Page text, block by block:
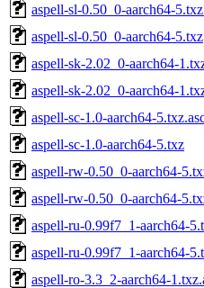
aspell-sl-0.50_0-aarch64-
aspell-sl-0.50_0-aarch64-5.txz
aspell-sk-2.02_0-aarch64-
aspell-sk-2.02_0-aarch64-
aspell-sc-1.0-aarch64-
aspell-sc-1.0-aarch64-5.txz
aspell-rw-0.50_0-aarch64-
aspell-rw-0.50_0-aarch64-
aspell-ru-0.99f7_1-aarch64-
aspell-ru-0.99f7_1-aarch64-
aspell-ro-3.3_2-aarch64-